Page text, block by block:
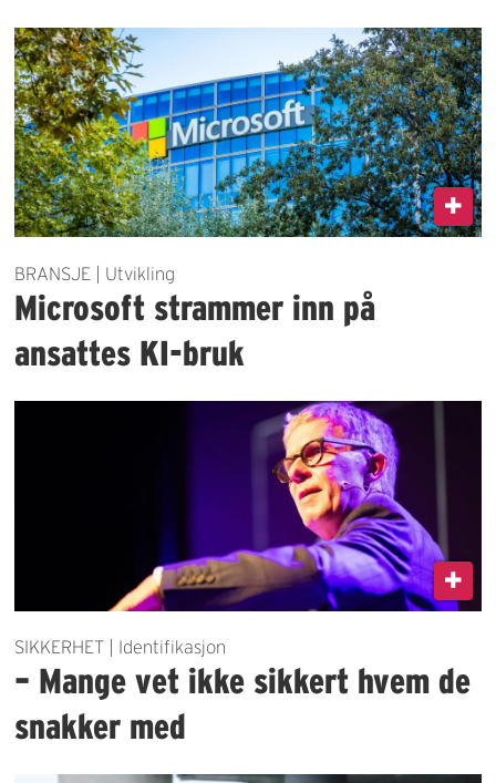
BRANSJE | Utvikling
Microsoft strammer inn på
ansattes KI-bruk
SIKKERHET | Identifikasjon
– Mange vet ikke sikkert hvem de
snakker med